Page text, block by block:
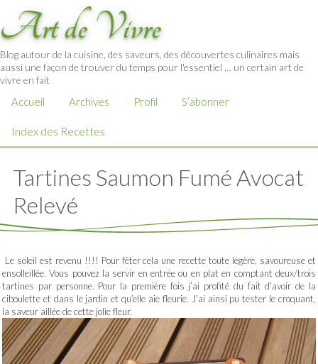
Art de Vivre
Blog autour de la cuisine, des saveurs, des découvertes culinaires mais
aussi une façon de trouver du temps pour l'essentiel … un certain art de
vivre en fait
Accueil Archives Profil S’abonner
Index des Recettes
Tartines Saumon Fumé Avocat
Relevé
Le soleil est revenu !!!! Pour fêter cela une recette toute légère, savoureuse et
ensolleillée. Vous pouvez la servir en entrée ou en plat en comptant deux/trois
tartines par personne. Pour la première fois j’ai profité du fait d’avoir de la
ciboulette et dans le jardin et qu’elle aie fleurie. J’ai ainsi pu tester le croquant,
la saveur aillée de cette jolie fleur.